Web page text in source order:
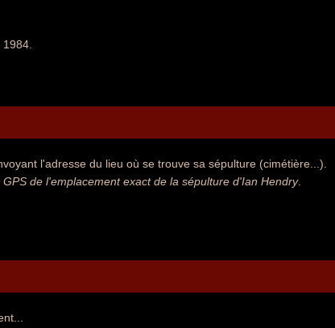
l'adresse du lieu où se trouve sa sépulture (cimétière...).
de l'emplacement exact de la sépulture d'Ian Hendry.